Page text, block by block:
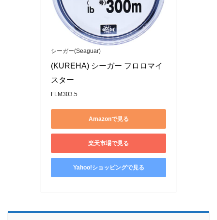
シーガー(Seaguar)
(KUREHA) シーガー フロロマイ
スター
FLM303.5
Amazonで見る
楽天市場で見る
Yahoo!ショッピングで見る